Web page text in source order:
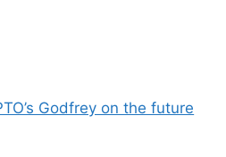
Godfrey on the future